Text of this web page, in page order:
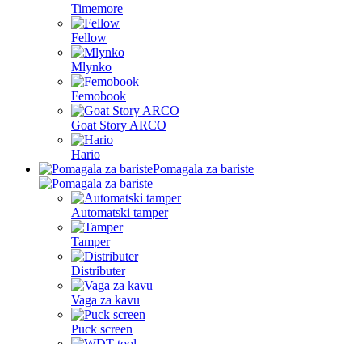
Timemore
Fellow
Mlynko
Femobook
Goat Story ARCO
Hario
Pomagala za bariste
Automatski tamper
Tamper
Distributer
Vaga za kavu
Puck screen